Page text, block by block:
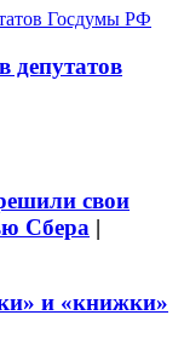
депутатов
свои
Сбера |
и «книжки»